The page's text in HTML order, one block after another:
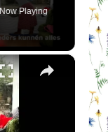
Now Playing
×